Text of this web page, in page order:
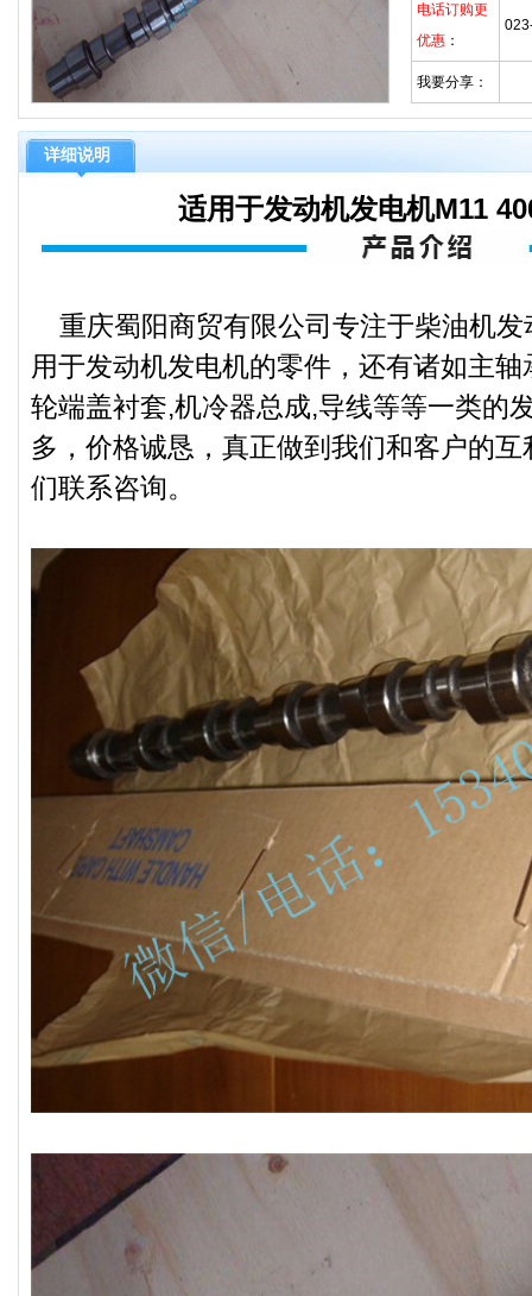
电话订购更
优惠 ：
我要分享：
详细说明
适用于发动机发电机M11
重庆蜀阳商贸有限公司专注于柴油机发
用于发动机发电机的零件，还有诸如主
轮端盖衬套,机冷器总成,导线等等一类的
多，价格诚恳，真正做到我们和客户的
们联系咨询。